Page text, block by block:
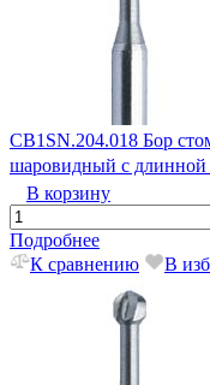
CB1SN.204.018 Бор
шаровидный с
В корзину
Подробнее
К сравнению
В